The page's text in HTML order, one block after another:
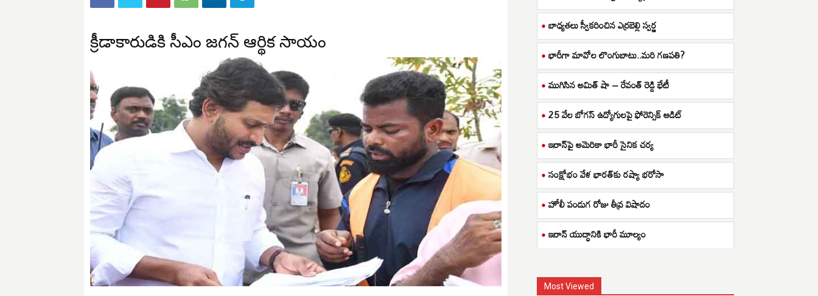
క్రీడాకారుడికి సీఎం జగన్ ఆర్థిక సాయం
బాధ్యతలు స్వీకరించిన ఎర్రబెల్లి స్వర్ణ
భారీగా మావోల లొంగుబాటు..మరి గణపతి?
ముగిసిన అమిత్ షా – రేవంత్ రెడ్డి భేటీ
25 వేల బోగస్ ఉద్యోగులపై ఫోరెన్సిక్ ఆడిట్
ఇరాన్‌పై అమెరికా భారీ సైనిక చర్య
సంక్షోభం వేళ భారత్‌కు రష్యా భరోసా
హోలీ పండుగ రోజు తీవ్ర విషాదం
ఇరాన్ యుద్ధానికి భారీ మూల్యం
Most Viewed